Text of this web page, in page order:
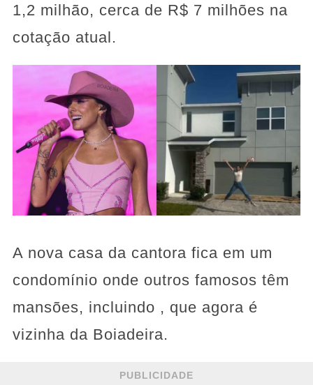
1,2 milhão, cerca de R$ 7 milhões na
cotação atual.
A nova casa da cantora fica em um
condomínio onde outros famosos têm
mansões, incluindo , que agora é
vizinha da Boiadeira.
PUBLICIDADE